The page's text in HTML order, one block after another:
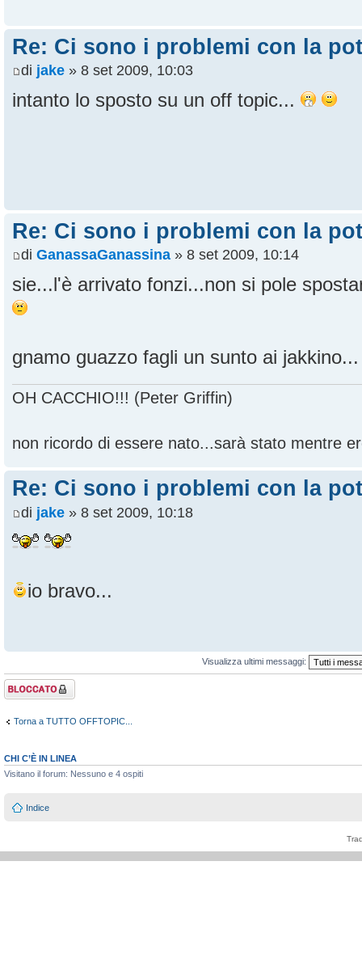
Re: Ci sono i problemi con la
di jake » 8 set 2009, 10:03
intanto lo sposto su un off topic...
Re: Ci sono i problemi con la
di GanassaGanassina » 8 set 2009, 10:14
sie...l'è arrivato fonzi...non si pole
gnamo guazzo fagli un sunto ai
OH CACCHIO!!! (Peter Griffin)
non ricordo di essere nato...sarà stato mentre
Re: Ci sono i problemi con la
di jake » 8 set 2009, 10:18
io bravo...
Visualizza ultimi messaggi:
Argomento
bloccato
Torna a TUTTO OFFTOPIC...
CHI C’È IN LINEA
Visitano il forum: Nessuno e 4 ospiti
Indice